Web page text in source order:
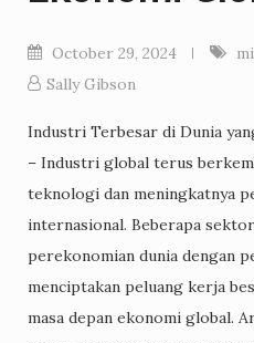
October 29, 2024
Sally Gibson
Industri Terbesar di Dunia
– Industri global terus
teknologi dan meningkatnya
internasional. Beberapa
perekonomian dunia dengan
menciptakan peluang kerja
masa depan ekonomi global.